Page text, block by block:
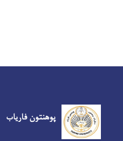
پوهنتون فاریاب